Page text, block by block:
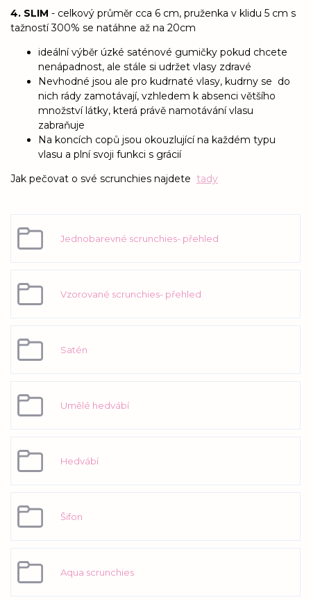
4. SLIM - celkový průměr cca 6 cm, pruženka v klidu 5 cm s
tažností 300% se natáhne až na 20cm
ideální výběr úzké saténové gumičky pokud chcete
nenápadnost, ale stále si udržet vlasy zdravé
Nevhodné jsou ale pro kudrnaté vlasy, kudrny se do
nich rády zamotávají, vzhledem k absenci většího
množství látky, která právě namotávání vlasu
zabraňuje
Na koncích copů jsou okouzlující na každém typu
vlasu a plní svoji funkci s grácií
Jak pečovat o své scrunchies najdete tady
Jednobarevné scrunchies- přehled
Vzorované scrunchies- přehled
Satén
Umělé hedvábí
Hedvábí
Šifon
Aqua scrunchies